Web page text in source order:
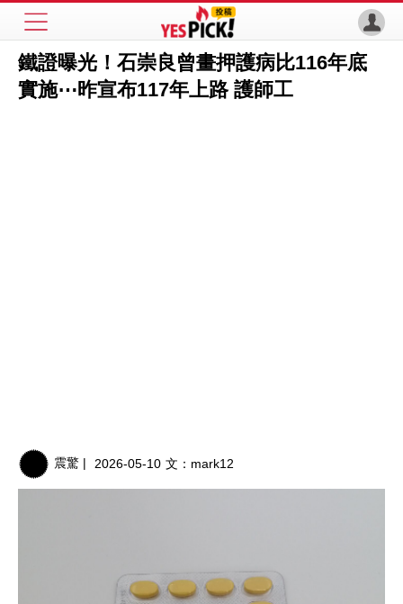
鐵證曝光！石崇良曾畫押護病比116年底
實施⋯昨宣布117年上路 護師工
震驚 | 2026-05-10 文： mark12